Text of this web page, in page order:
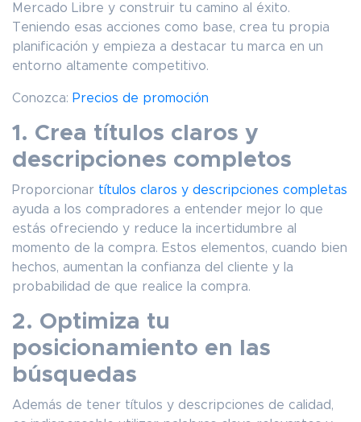
Mercado Libre y construir tu camino al éxito.
Teniendo esas acciones como base, crea tu propia
planificación y empieza a destacar tu marca en un
entorno altamente competitivo.
Conozca: Precios de promoción
1. Crea títulos claros y
descripciones completos
Proporcionar títulos claros y descripciones completas
ayuda a los compradores a entender mejor lo que
estás ofreciendo y reduce la incertidumbre al
momento de la compra. Estos elementos, cuando bien
hechos, aumentan la confianza del cliente y la
probabilidad de que realice la compra.
2. Optimiza tu
posicionamiento en las
búsquedas
Además de tener títulos y descripciones de calidad,